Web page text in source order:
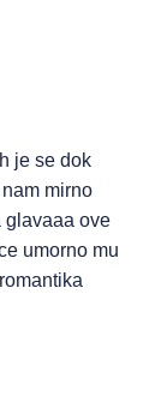
je se dok
mirno
glavaaa ove
umorno mu